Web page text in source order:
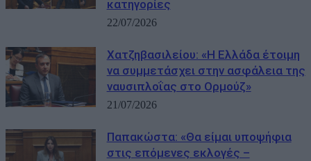
κατηγορίες
22/07/2026
Χατζηβασιλείου: «Η Ελλάδα έτοιμη
να συμμετάσχει στην ασφάλεια της
ναυσιπλοΐας στο Ορμούζ»
21/07/2026
Παπακώστα: «Θα είμαι υποψήφια
στις επόμενες εκλογές –